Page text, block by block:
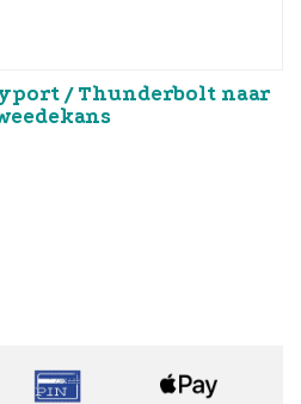
/ Thunderbolt naar